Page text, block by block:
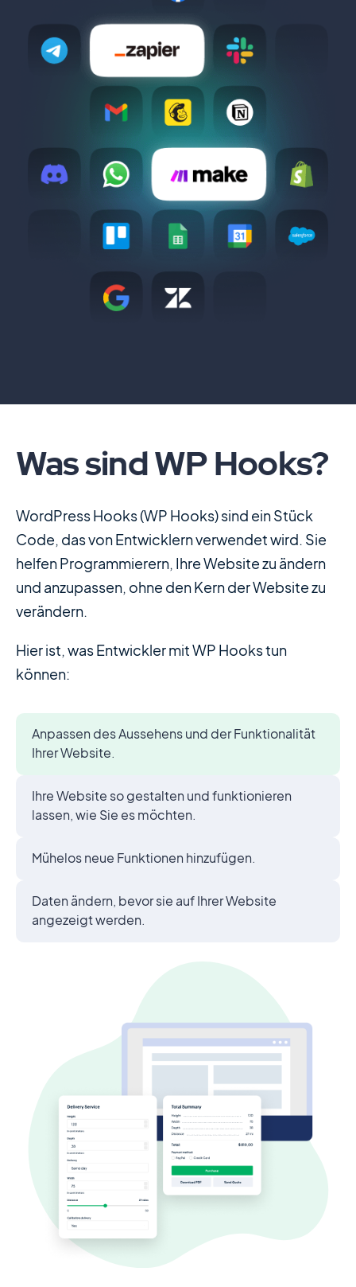
Was sind WP Hooks?
WordPress Hooks (WP Hooks) sind ein Stück
Code, das von Entwicklern verwendet wird. Sie
helfen Programmierern, Ihre Website zu ändern
und anzupassen, ohne den Kern der Website zu
verändern.
Hier ist, was Entwickler mit WP Hooks tun
können:
Anpassen des Aussehens und der Funktionalität
Ihrer Website.
Ihre Website so gestalten und funktionieren
lassen, wie Sie es möchten.
Mühelos neue Funktionen hinzufügen.
Daten ändern, bevor sie auf Ihrer Website
angezeigt werden.